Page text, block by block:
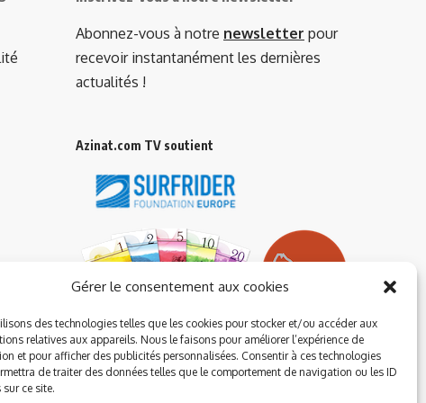
Gérer le consentement aux cookies
des technologies telles que les cookies pour stocker et/ou accéder aux
relatives aux appareils. Nous le faisons pour améliorer l’expérience de
et pour afficher des publicités personnalisées. Consentir à ces technologies
de traiter des données telles que le comportement de navigation ou les ID
ce site.
Abonnez-vous à notre newsletter pour
recevoir instantanément les dernières
actualités !
Azinat.com TV soutient